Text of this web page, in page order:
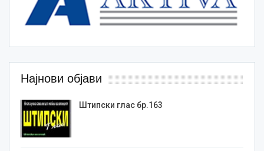
Најнови објави
Штипски глас бр.163